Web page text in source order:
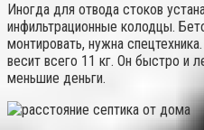
Иногда для отвода стоков
инфильтрационные колодцы.
монтировать, нужна
весит всего 11 кг. Он быстро и
меньшие деньги.